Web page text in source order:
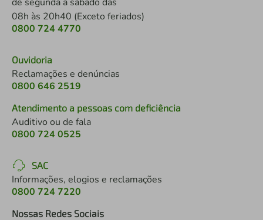
08h às 20h40 (Exceto feriados)
0800 724 4770
Ouvidoria
Reclamações e denúncias
0800 646 2519
Atendimento a pessoas com deficiência
Auditivo ou de fala
0800 724 0525
SAC
Informações, elogios e reclamações
0800 724 7220
Nossas Redes Sociais